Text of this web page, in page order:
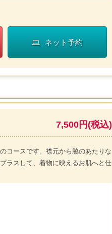
ネット予約
7,500円(税込)
コースです。襟元から脇のあたりな
ラスして、着物に映えるお肌へと仕